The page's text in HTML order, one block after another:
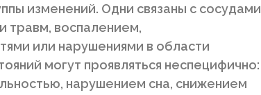
изменений. Одни связаны с сосудами
травм, воспалением,
или нарушениями в области
могут проявляться неспецифично:
нарушением сна, снижением